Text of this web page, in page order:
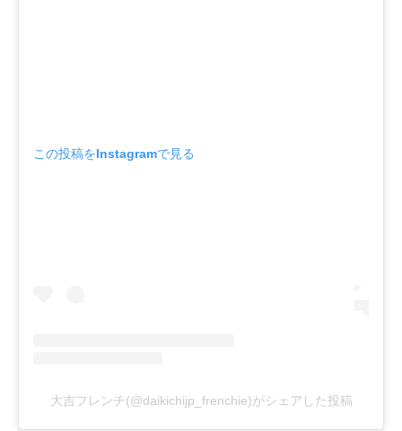
この投稿をInstagramで見る
大吉フレンチ(@daikichijp_frenchie)がシェアした投稿